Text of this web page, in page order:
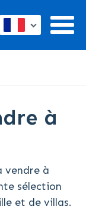
à
vendre à
sélection
et de villas.